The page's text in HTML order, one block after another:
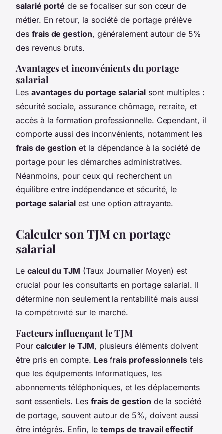
salarié porté de se focaliser sur son cœur de
métier. En retour, la société de portage prélève
des frais de gestion, généralement autour de 5%
des revenus bruts.
Avantages et inconvénients du portage
salarial
Les avantages du portage salarial sont multiples :
sécurité sociale, assurance chômage, retraite, et
accès à la formation professionnelle. Cependant, il
comporte aussi des inconvénients, notamment les
frais de gestion et la dépendance à la société de
portage pour les démarches administratives.
Néanmoins, pour ceux qui recherchent un
équilibre entre indépendance et sécurité, le
portage salarial est une option attrayante.
Calculer son TJM en portage
salarial
Le calcul du TJM (Taux Journalier Moyen) est
crucial pour les consultants en portage salarial. Il
détermine non seulement la rentabilité mais aussi
la compétitivité sur le marché.
Facteurs influençant le TJM
Pour calculer le TJM, plusieurs éléments doivent
être pris en compte. Les frais professionnels tels
que les équipements informatiques, les
abonnements téléphoniques, et les déplacements
sont essentiels. Les frais de gestion de la société
de portage, souvent autour de 5%, doivent aussi
être intégrés. Enfin, le temps de travail effectif